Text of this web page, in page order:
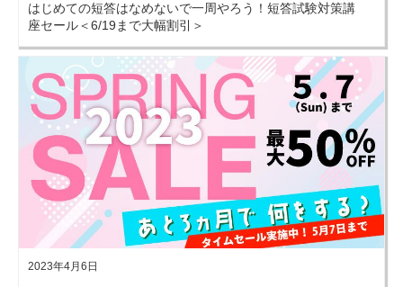
はじめての短答はなめないで一周やろう！短答試験対策講
座セール＜6/19まで大幅割引＞
2023年4月6日